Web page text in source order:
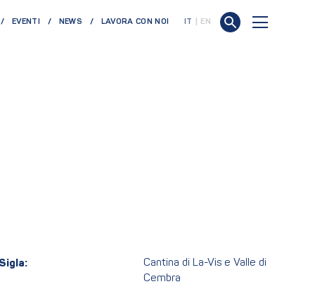
EVENTI NEWS LAVORA CON NOI IT EN
Sigla:
Cantina di La-Vis e Valle di
Cembra